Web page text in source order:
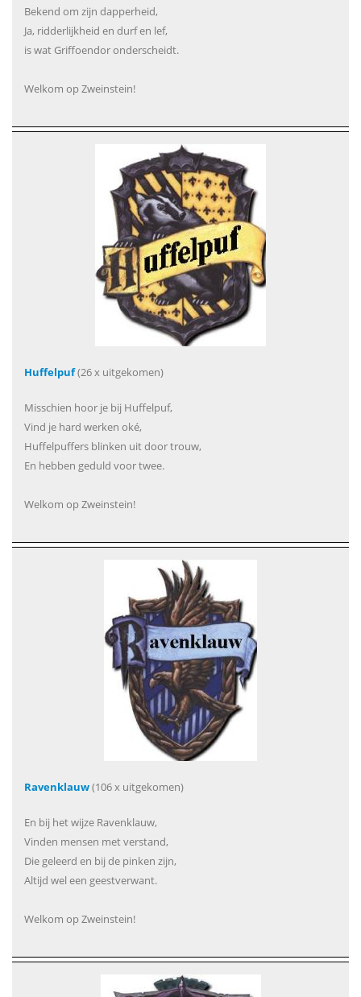
Bekend om zijn dapperheid,
Ja, ridderlijkheid en durf en lef,
is wat Griffoendor onderscheidt.
Welkom op Zweinstein!
Huffelpuf(26 x uitgekomen)
Misschien hoor je bij Huffelpuf,
Vind je hard werken oké,
Huffelpuffers blinken uit door trouw,
En hebben geduld voor twee.
Welkom op Zweinstein!
Ravenklauw(106 x uitgekomen)
En bij het wijze Ravenklauw,
Vinden mensen met verstand,
Die geleerd en bij de pinken zijn,
Altijd wel een geestverwant.
Welkom op Zweinstein!